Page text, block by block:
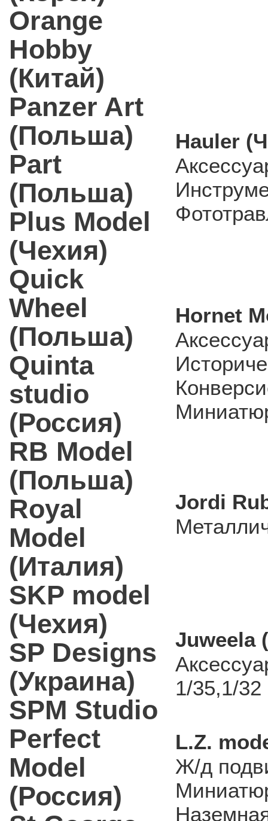
Orange
Hobby
(Китай)
Panzer Art
(Польша)
Part
(Польша)
Plus Model
(Чехия)
Quick
Wheel
(Польша)
Quinta
studio
(Россия)
RB Model
(Польша)
Royal
Model
(Италия)
SKP model
(Чехия)
SP Designs
(Украина)
SPM Studio
Perfect
Model
(Россия)
Hauler
Hornet
Jordi
Juweela
1/35,1/32
L.Z.
Ж/д